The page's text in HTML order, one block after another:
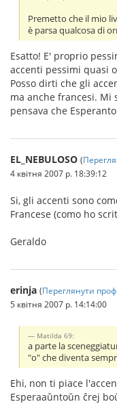
Premetto che il mio
è parsa qualcosa di
Esatto! E' proprio
accenti pessimi quasi
Posso dirti che gli
ma anche francesi. Mi
pensava che
EL_NEBULOSO (
4 квітня 2007 р. 18:39:12
Si, gli accenti sono
Francese (como ho
Geraldo
erinja (Переглянути
5 квітня 2007 р. 14:14:00
Matilda 69:
a parte la
"o" che diventa
Ehi, non ti piace
Esperaaŭntoŭn ĉrej